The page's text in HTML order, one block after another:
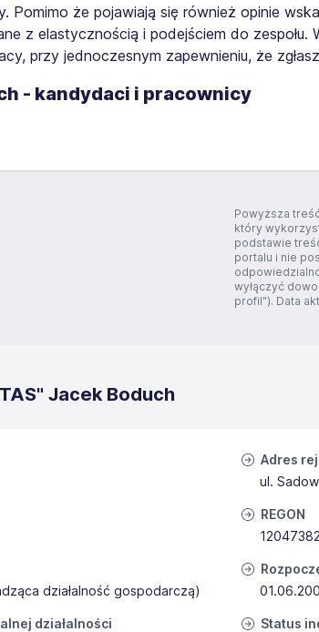
Pomimo że pojawiają się również opinie
z elastycznością i podejściem do
przy jednoczesnym zapewnieniu, że
- kandydaci i pracownicy
Powyższa
który
podstawie
portalu i nie
wyłączyć
profil"). Data
Jacek Boduch
Adres
ul.
REGON
działalność gospodarczą)
działalności
Status